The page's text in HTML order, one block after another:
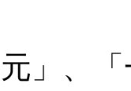
元」、